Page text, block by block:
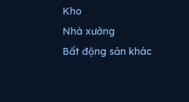
Kho
Nhà xưởng
Bất động sản khác